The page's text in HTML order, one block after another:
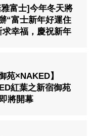
富士]今年冬天將
“富士新年好運住
求幸福，慶祝新年
苑×NAKED】
紅葉之新宿御苑
將開幕